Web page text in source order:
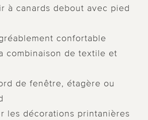
à canards debout avec pied
confortable
combinaison de textile et
de fenêtre, étagère ou
les décorations printanières